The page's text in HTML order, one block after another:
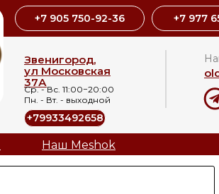
Звенигород,
ул Московская
37А
Ср. - Вс. 11:00−20:00
Пн. - Вт. - выходной
+7 977
+79933492658
+7 905 750-92-36
Наш Meshok